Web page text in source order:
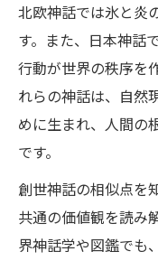
北欧神話では氷と炎
す。また、日本神話
行動が世界の秩序を
れらの神話は、自然
めに生まれ、人間の
です。
創世神話の相似点を
共通の価値観を読み
界神話学や図鑑でも